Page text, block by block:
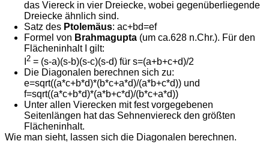
das Viereck in vier Dreiecke, wobei gegenüberliegende
Dreiecke ähnlich sind.
Satz des Ptolemäus: ac+bd=ef
Formel von Brahmagupta (um ca.628 n.Chr.). Für den
Flächeninhalt I gilt:
2 = (s-a)(s-b)(s-c)(s-d) für s=(a+b+c+d)/2
Die Diagonalen berechnen sich zu:
e=sqrt((a*c+b*d)*(b*c+a*d)/(a*b+c*d)) und
f=sqrt((a*c+b*d)*(a*b+c*d)/(b*c+a*d))
Unter allen Vierecken mit fest vorgegebenen
Seitenlängen hat das Sehnenviereck den größten
Flächeninhalt.
Wie man sieht, lassen sich die Diagonalen berechnen.